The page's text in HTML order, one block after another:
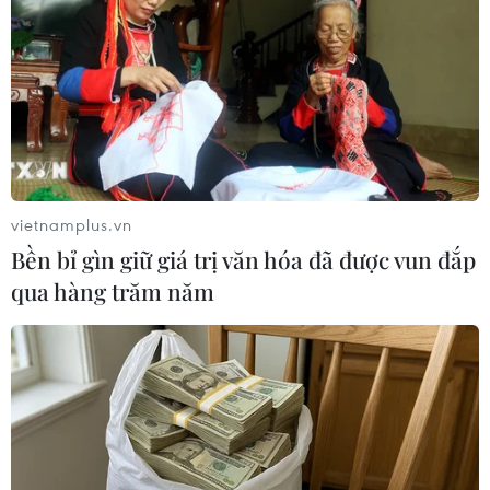
thủ các biện pháp hạn chế nghiêm ngặt, nước này có
thể đối mặt với số ca nhiễm theo ngày lên đến 8.000 ca
trong tháng Sáu tới.
vietnamplus.vn
Bền bỉ gìn giữ giá trị văn hóa đã được vun đắp
qua hàng trăm năm